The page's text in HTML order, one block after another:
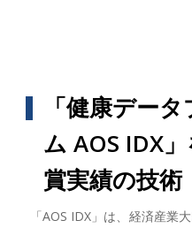
「健康デー
ム AOS IDX
賞実績の技術
「AOS IDX」は、経済産業